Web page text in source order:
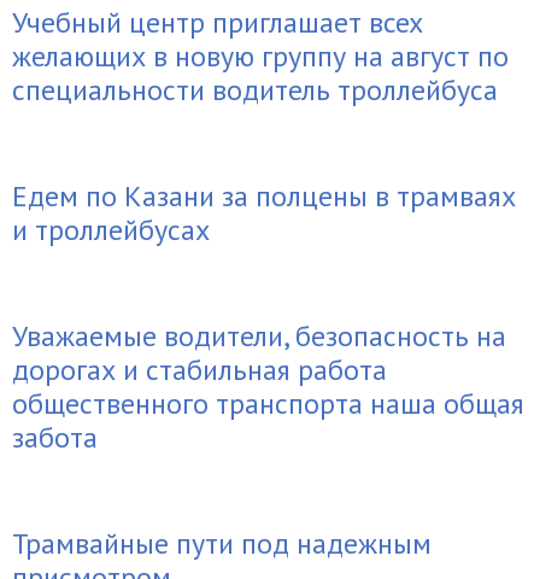
Учебный центр приглашает всех
желающих в новую группу на август по
специальности водитель троллейбуса
Едем по Казани за полцены в трамваях
и троллейбусах
Уважаемые водители, безопасность на
дорогах и стабильная работа
общественного транспорта наша общая
забота
Трамвайные пути под надежным